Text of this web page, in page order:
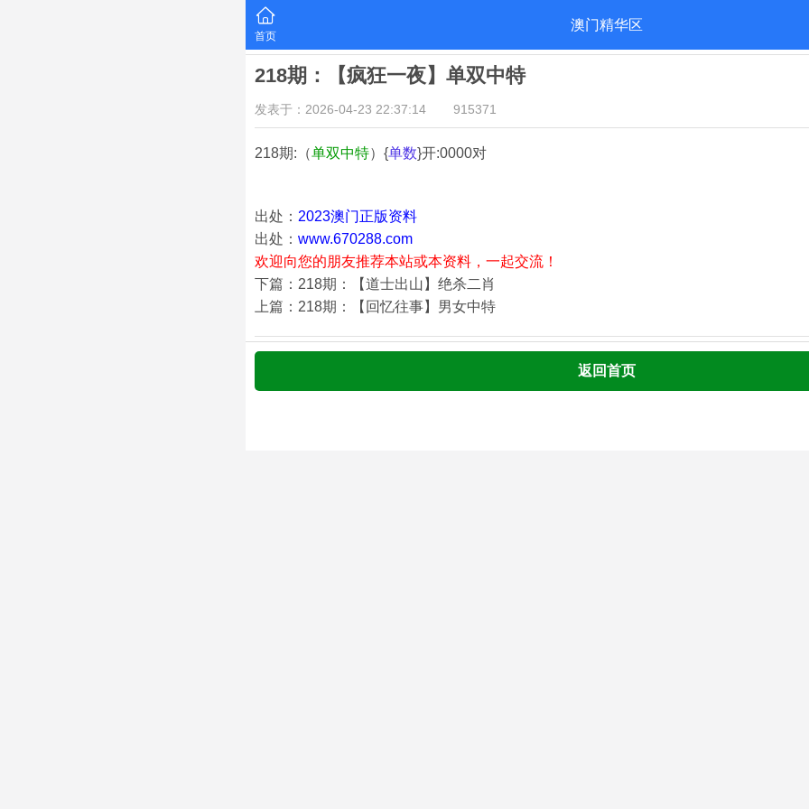
首页
澳门精华区
218期：【疯狂一夜】单双中特
发表于：2026-04-23 22:37:14 915371
218期:（单双中特）{单数}开:0000对
出处： 2023澳门正版资料
出处： www.670288.com
欢迎向您的朋友推荐本站或本资料，一起交流！
下篇：218期：【道士出山】绝杀二肖
上篇：218期：【回忆往事】男女中特
返回首页